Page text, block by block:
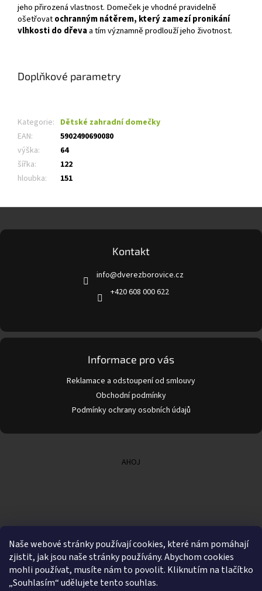
Naše webové stránky používají cookies, které nám pomáhají
zjistit, jak jsou naše stránky používány. Abychom cookies
mohli používat, musíte nám to povolit. Kliknutím na tlačítko
„Souhlasím“ udělujete tento souhlas.
jeho přirozená vlastnost. Domeček je vhodné pravidelně
ošetřovatochranným nátěrem, který zamezí pronikání
vlhkosti do dřevaa tím významně prodlouží jeho životnost.
Doplňkové parametry
Kategorie: Dětské zahradní domečky
EAN:
5902490690080
výška:
64
šířka:
122
hloubka: 151
p
Kontakt
info@dverezborovice.cz
+420 608 000 622
Informace pro vás
Reklamace a odstoupení od smlouvy
Obchodní podmínky
Podmínky ochrany osobních údajů
AHOJ